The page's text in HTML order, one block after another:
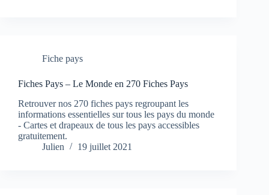
Fiche pays
Fiches Pays – Le Monde en 270 Fiches Pays
Retrouver nos 270 fiches pays regroupant les
informations essentielles sur tous les pays du monde
- Cartes et drapeaux de tous les pays accessibles
gratuitement.
Julien
19 juillet 2021